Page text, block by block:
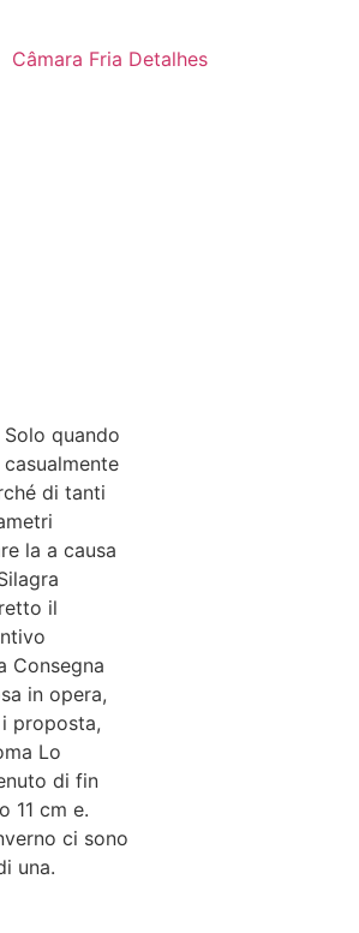
Câmara Fria Detalhes
quando
di tanti
la a causa
il
Consegna
in opera,
proposta,
Lo
di fin
11 cm e.
ci sono
una.